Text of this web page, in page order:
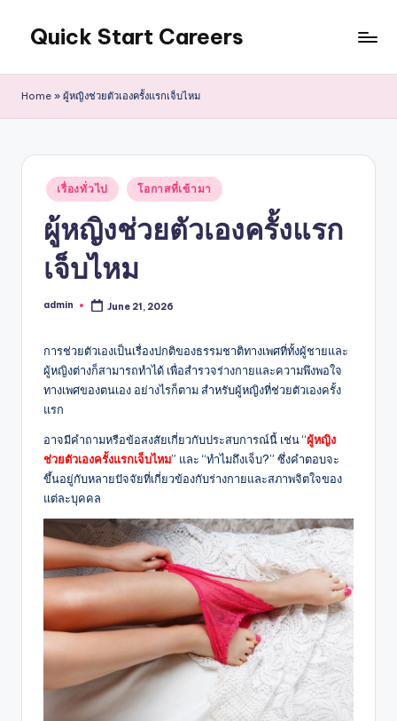
content
Quick Start Careers
Home » ผู้หญิงช่วยตัวเองครั้งแรกเจ็บไหม
Posted
in
เรื่องทั่วไป โอกาสที่เข้ามา
ผู้หญิงช่วยตัวเองครั้งแรก
เจ็บไหม
Posted
admin June 21, 2026
การช่วยตัวเองเป็นเรื่องปกติของธรรมชาติทางเพศที่ทั้งผู้ชายและ
ผู้หญิงต่างก็สามารถทำได้ เพื่อสำรวจร่างกายและความพึงพอใจ
ทางเพศของตนเอง อย่างไรก็ตาม สำหรับผู้หญิงที่ช่วยตัวเองครั้ง
แรก
อาจมีคำถามหรือข้อสงสัยเกี่ยวกับประสบการณ์นี้ เช่น “ผู้หญิง
ช่วยตัวเองครั้งแรกเจ็บไหม” และ “ทำไมถึงเจ็บ?” ซึ่งคำตอบจะ
ขึ้นอยู่กับหลายปัจจัยที่เกี่ยวข้องกับร่างกายและสภาพจิตใจของ
แต่ละบุคคล